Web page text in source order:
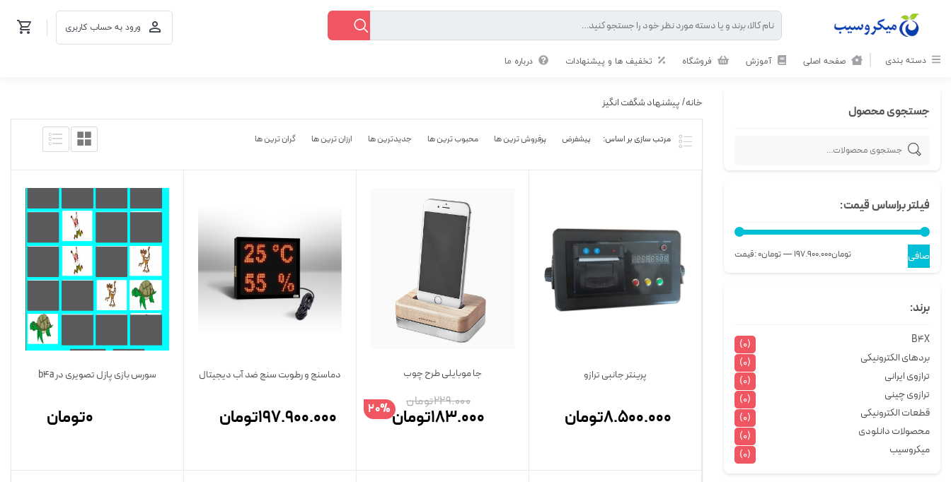
ورود به حساب کاربری
دسته بندی صفحه اصلی آموزش فروشگاه تخفیف ها و پیشنهادات درباره ما
جستجوی محصول
فیلتر براساس قیمت:
صافی قيمت: 0تومان— 197.900.000تومان
برند:
B4X
(0)
بردهای الکترونیکی
(0)
ترازوی ایرانی
(0)
ترازوی چینی
(0)
قطعات الکترونیکی
(0)
محصولات دانلودی
(0)
میکروسیب
(0)
خانه/پیشنهاد شگفت انگیز
پیشفرض پرفروش ترین ها محبوب ترین ها جدیدترین ها ارزان ترین ها گران ترین ها
پرینتر جانبی ترازو
8.500.000تومان
جا موبایلی طرح چوب
229.000تومان
183.000تومان20%
دماسنج و رطوبت سنج ضد آب دیجیتال
197.900.000تومان
سورس بازی پازل تصویری در b4a
0تومان